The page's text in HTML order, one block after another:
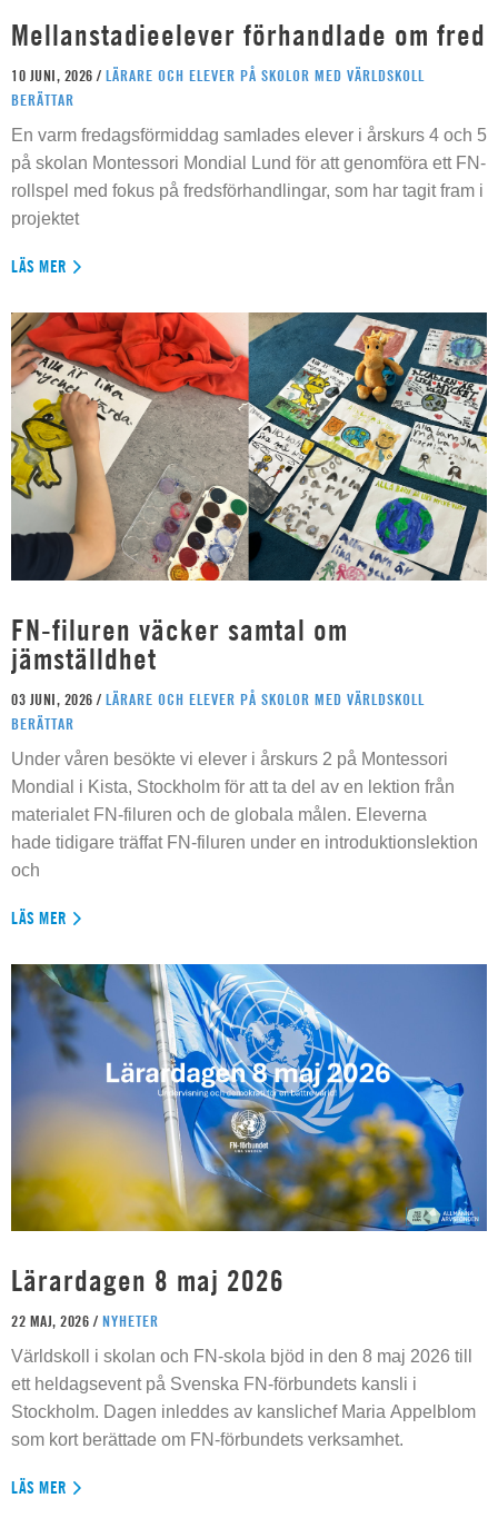
Mellanstadieelever förhandlade om fred
10 JUNI, 2026 / LÄRARE OCH ELEVER PÅ SKOLOR MED VÄRLDSKOLL
BERÄTTAR
En varm fredagsförmiddag samlades elever i årskurs 4 och 5
på skolan Montessori Mondial Lund för att genomföra ett FN-
rollspel med fokus på fredsförhandlingar, som har tagit fram i
projektet
LÄS MER
FN-filuren väcker samtal om
jämställdhet
03 JUNI, 2026 / LÄRARE OCH ELEVER PÅ SKOLOR MED VÄRLDSKOLL
BERÄTTAR
Under våren besökte vi elever i årskurs 2 på Montessori
Mondial i Kista, Stockholm för att ta del av en lektion från
materialet FN-filuren och de globala målen. Eleverna
hade tidigare träffat FN-filuren under en introduktionslektion
och
LÄS MER
Lärardagen 8 maj 2026
22 MAJ, 2026 / NYHETER
Världskoll i skolan och FN-skola bjöd in den 8 maj 2026 till
ett heldagsevent på Svenska FN-förbundets kansli i
Stockholm. Dagen inleddes av kanslichef Maria Appelblom
som kort berättade om FN-förbundets verksamhet.
LÄS MER